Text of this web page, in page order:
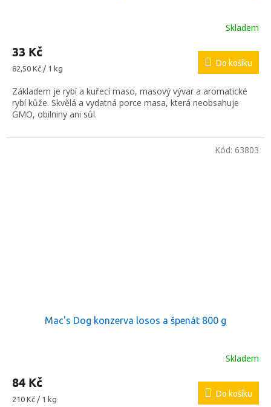
Skladem
33 Kč
Měrná
82,50 Kč / 1 kg
Do košíku
Základem je rybí a kuřecí maso, masový vývar a aromatické
rybí kůže. Skvělá a vydatná porce masa, která neobsahuje
GMO, obilniny ani sůl.
Mac's Dog konzerva losos a špenát 800 g
Skladem
84 Kč
Měrná
210 Kč / 1 kg
Do košíku
Kód: 63803